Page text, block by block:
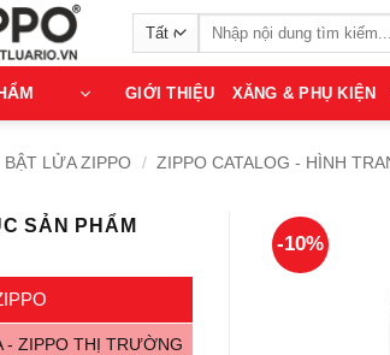
Tìm
kiếm:
GIỚI THIỆU XĂNG & PHỤ KIỆN
BẬT LỬA ZIPPO / ZIPPO CATALOG - HÌNH
SẢN PHẨM
- ZIPPO THỊ TRƯỜNG
-10%